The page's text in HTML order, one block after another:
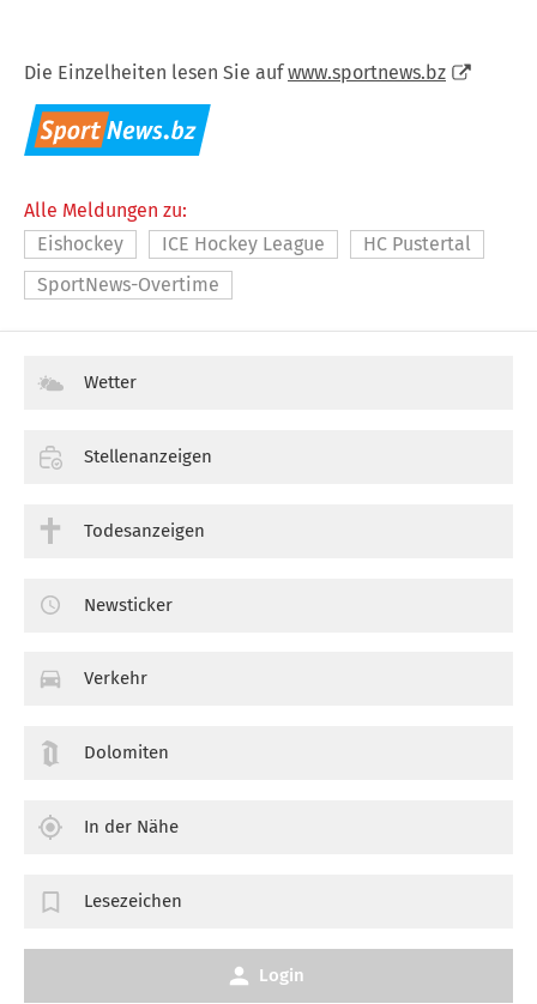
Die Einzelheiten lesen Sie aufwww.sportnews.bz
Alle Meldungen zu:
Eishockey
ICE Hockey League
HC Pustertal
SportNews-Overtime
Wetter
Stellenanzeigen
Todesanzeigen
Newsticker
Verkehr
Dolomiten
In der Nähe
Lesezeichen
Login